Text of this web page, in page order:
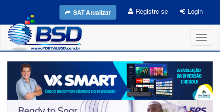
SAT Atualizar Registre-se Login